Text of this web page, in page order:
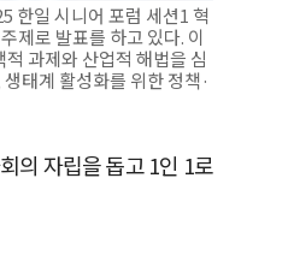
한일 시니어 포럼 세션1 혁
제로 발표를 하고 있다. 이
과제와 산업적 해법을 심
태계 활성화를 위한 정책·
의 자립을 돕고 1인 1로